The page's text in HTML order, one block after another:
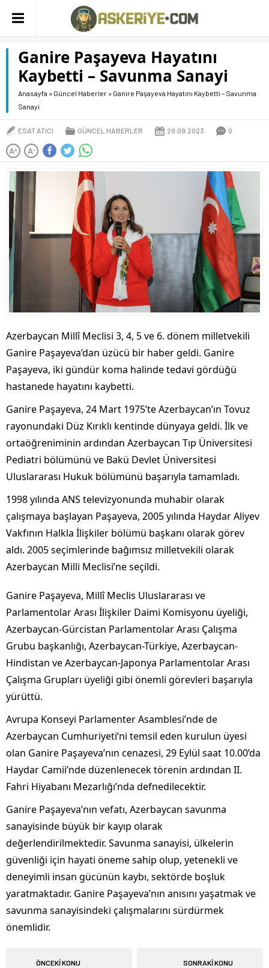
Ganire Paşayeva Hayatını
Kaybetti – Savunma Sanayi
Anasayfa » Güncel Haberler » Ganire Paşayeva Hayatını Kaybetti – Savunma
Sanayi
ESAT ATICI GÜNCEL HABERLER 29.09.2023 0
A+ A-
Azerbaycan Millî Meclisi 3, 4, 5 ve 6. dönem milletvekili
Ganire Paşayeva’dan üzücü bir haber geldi. Ganire
Paşayeva, iki gündür koma halinde tedavi gördüğü
hastanede hayatını kaybetti.
Ganire Paşayeva, 24 Mart 1975’te Azerbaycan’ın Tovuz
rayonundaki Düz Kırıklı kentinde dünyaya geldi. İlk ve
ortaöğreniminin ardından Azerbaycan Tıp Üniversitesi
Pediatri bölümünü ve Bakü Devlet Üniversitesi
Uluslararası Hukuk bölümünü başarıyla tamamladı.
1998 yılında ANS televizyonunda muhabir olarak
çalışmaya başlayan Paşayeva, 2005 yılında Haydar Aliyev
Vakfının Halkla İlişkiler bölümü başkanı olarak görev
aldı. 2005 seçimlerinde bağımsız milletvekili olarak
Azerbaycan Milli Meclisi’ne seçildi.
Ganire Paşayeva, Millî Meclis Uluslararası ve
Parlamentolar Arası İlişkiler Daimi Komisyonu üyeliği,
Azerbaycan-Gürcistan Parlamentolar Arası Çalışma
Grubu başkanlığı, Azerbaycan-Türkiye, Azerbaycan-
Hindistan ve Azerbaycan-Japonya Parlamentolar Arası
Çalışma Grupları üyeliği gibi önemli görevleri başarıyla
yürüttü.
Avrupa Konseyi Parlamenter Asamblesi’nde de
Azerbaycan Cumhuriyeti’ni temsil eden kurulun üyesi
olan Ganire Paşayeva’nın cenazesi, 29 Eylül saat 10.00’da
Haydar Camii’nde düzenlenecek törenin ardından II.
Fahri Hiyabanı Mezarlığı’nda defnedilecektir.
Ganire Paşayeva’nın vefatı, Azerbaycan savunma
sanayisinde büyük bir kayıp olarak
değerlendirilmektedir. Savunma sanayisi, ülkelerin
güvenliği için hayati öneme sahip olup, yetenekli ve
deneyimli insan gücünün kaybı, sektörde boşluk
yaratmaktadır. Ganire Paşayeva’nın anısını yaşatmak ve
savunma sanayisindeki çalışmalarını sürdürmek
önemlidir.
ÖNCEKİ KONU SONRAKİ KONU